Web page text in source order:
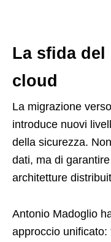
La sfida
cloud
La migrazione
introduce nuovi
della sicurezza.
dati, ma di
architetture
Antonio Madoglio
approccio unificato: